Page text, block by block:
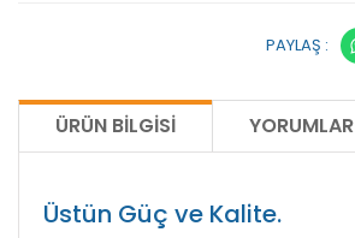
PAYLAŞ :
ÜRÜN BILGISI YORUMLAR
Üstün Güç ve Kalite.